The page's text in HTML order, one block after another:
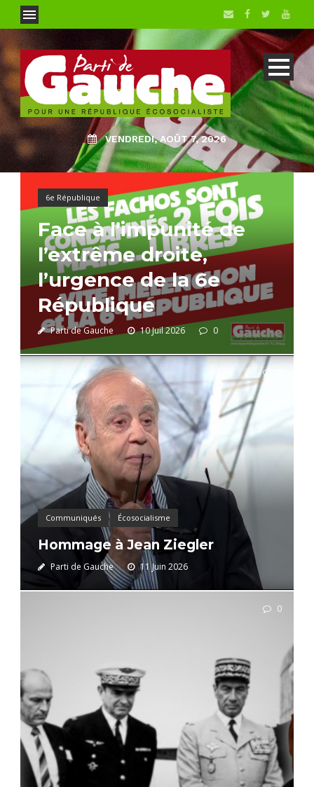
VENDREDI, AOÛT 7, 2026
6e République
Face à l’impunité de
l’extrême droite,
l’urgence de la 6e
République
Parti de Gauche 10 Juil 2026 0
Communiqués Écosocialisme
Hommage à Jean Ziegler
Parti de Gauche 11 Juin 2026
0